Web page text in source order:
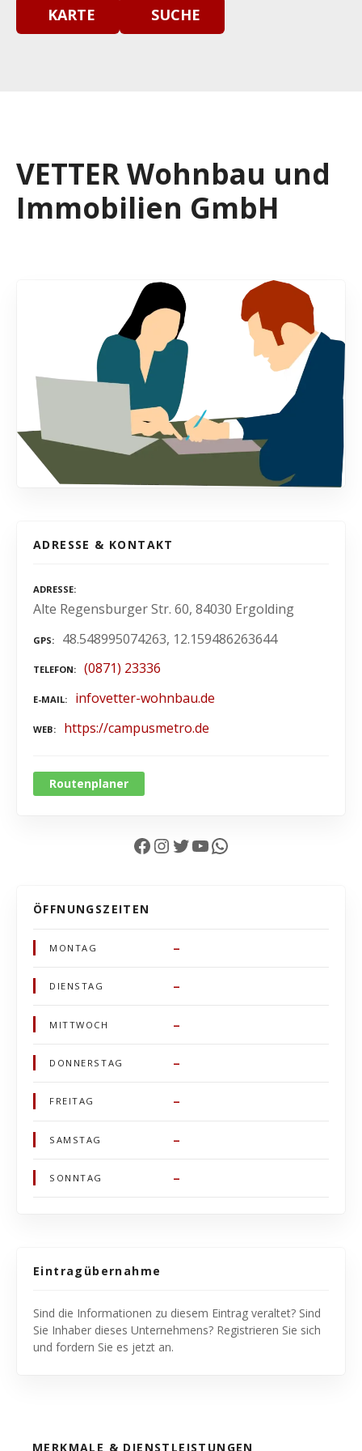
KARTE SUCHE
VETTER Wohnbau und
Immobilien GmbH
ADRESSE & KONTAKT
ADRESSE
Alte Regensburger Str. 60, 84030 Ergolding
GPS 48.548995074263, 12.159486263644
TELEFON (0871) 23336
E-MAIL infovetter-wohnbau.de
WEB https://campusmetro.de
Routenplaner
Facebook InstagramTwitter YouTube WhatsApp
ÖFFNUNGSZEITEN
MONTAG –
DIENSTAG –
MITTWOCH –
DONNERSTAG –
FREITAG –
SAMSTAG –
SONNTAG –
Eintragübernahme
Sind die Informationen zu diesem Eintrag veraltet? Sind
Sie Inhaber dieses Unternehmens? Registrieren Sie sich
und fordern Sie es jetzt an.
MERKMALE & DIENSTLEISTUNGEN